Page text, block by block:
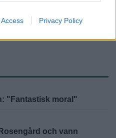
Privacy Policy
"Fantastisk moral"
och vann